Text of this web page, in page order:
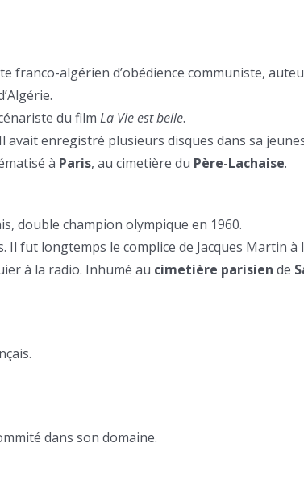
franco-algérien d’obédience communiste,
du film La Vie est belle.
avait enregistré plusieurs disques dans sa
à Paris, au cimetière du Père-Lachaise.
double champion olympique en 1960.
Il fut longtemps le complice de Jacques Martin
à la radio. Inhumé au cimetière parisien de
dans son domaine.